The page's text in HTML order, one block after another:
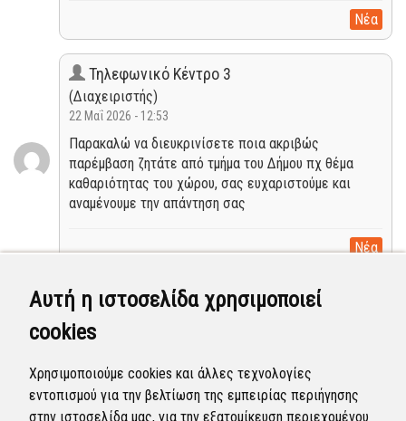
Αυτή η ιστοσελίδα χρησιμοποιεί
cookies
Χρησιμοποιούμε cookies και άλλες τεχνολογίες
εντοπισμού για την βελτίωση της εμπειρίας περιήγησης
στην ιστοσελίδα μας, για την εξατομίκευση περιεχομένου
Νέα
Τηλεφωνικό Κέντρο 3
(Διαχειριστής)
22 Μαΐ 2026 - 12:53
Παρακαλώ να διευκρινίσετε ποια ακριβώς
παρέμβαση ζητάτε από τμήμα του Δήμου πχ θέμα
καθαριότητας του χώρου, σας ευχαριστούμε και
αναμένουμε την απάντηση σας
Νέα
Βασιλική Δήμου
(Χρήστης)
22 Μαΐ 2026 - 12:21
Χτες για το περιστατικό καλέσαμε την αστυνομία,
είδαμε έκαναν ενα πέρασμα 20 λεπτά μετα... μαλλον
θα είχαν τελειώσει οι άνθρωποι έως τότε..